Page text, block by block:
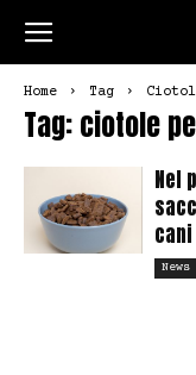
Home Tag
Tag: ciotole
Nel
News